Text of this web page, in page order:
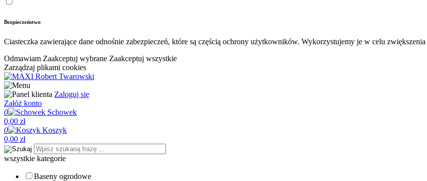
Bezpieczeństwo
Ciasteczka zawierające dane odnośnie zabezpieczeń, które są częścią ochrony użytkowników. Wykorzystujemy je w celu
Odmawiam Zaakceptuj wybrane Zaakceptuj wszystkie
Zarządzaj plikami cookies
Zaloguj się
Załóż konto
0
Schowek
0,00 zł
0
Koszyk
0,00 zł
wszystkie kategorie
Baseny ogrodowe